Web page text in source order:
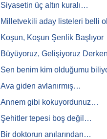
Siyasetin üç altın kuralı…
Milletvekili aday listeleri belli
Koşun, Koşun Şenlik Başlıyor
Büyüyoruz, Gelişiyoruz
Sen benim kim olduğumu
Ava giden avlanırmış…
Annem gibi kokuyordunuz…
Şehitler tepesi boş değil…
Bir doktorun anılarından…